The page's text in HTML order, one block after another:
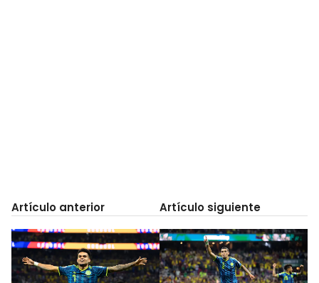
Artículo anterior Artículo siguiente